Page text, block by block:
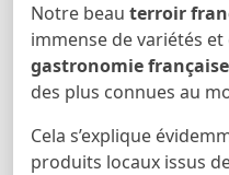
Notre beau terroir
immense de variétés
gastronomie française
des plus connues au
Cela s’explique
produits locaux issus